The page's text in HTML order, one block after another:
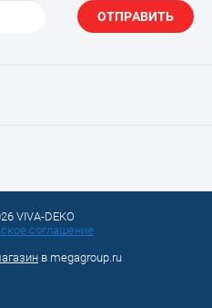
ОТПРАВИТЬ
VIVA-DEKO
соглашение
в megagroup.ru